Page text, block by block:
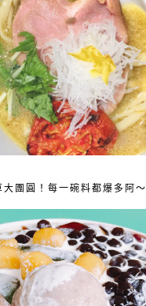
團圓！每一碗料都爆多阿～